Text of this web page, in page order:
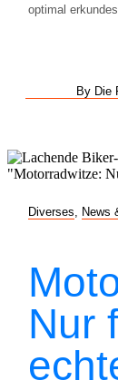
optimal
By Die
Diverses News
Nur